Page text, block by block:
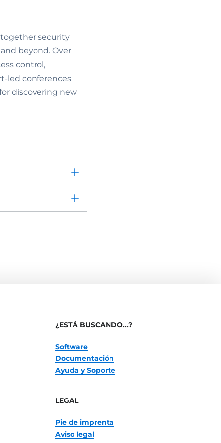
security
beyond. Over
control,
led conferences
discovering new
¿ESTÁ BUSCANDO...?
Software
Documentación
Ayuda y Soporte
LEGAL
Pie de imprenta
Aviso legal